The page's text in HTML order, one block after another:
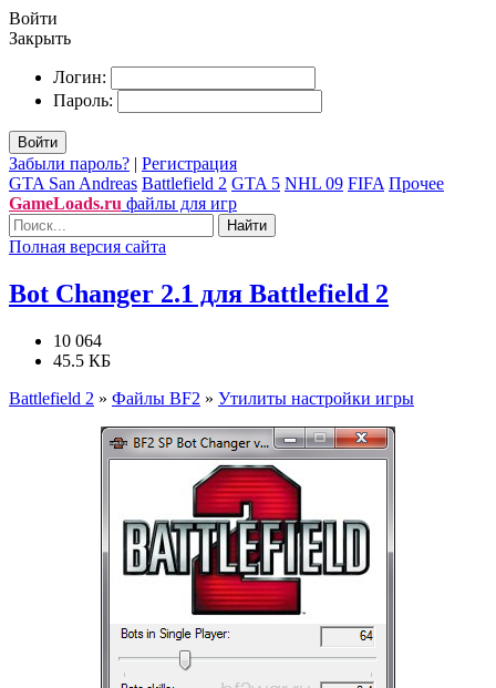
Войти
Закрыть
Логин:
Пароль:
Войти
Забыли пароль? | Регистрация
GTA San Andreas Battlefield 2 GTA 5 NHL 09 FIFA Прочее
GameLoads.ru файлы для игр
Найти
Полная версия сайта
Bot Changer 2.1 для Battlefield 2
10 064
45.5 КБ
Battlefield 2 » Файлы BF2 » Утилиты настройки игры